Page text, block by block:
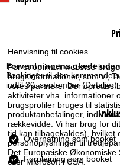
Henvisning til cookies
For et optimalt websted
brugsinformationer, som vi,
vores partnere. Der oprettes
aktiviteter vha. informationer
brugsprofiler bruges til
produktanbefalinger,
rækkevidde. Vi har brug for
tid kan tilbagekaldes),
personoplysninger til
Det Europæiske Økonomiske
eller Microsoft i USA.
s
i
d
e
Forventningens glæde
Bookinger til den kommende
indtil 30. september(Detaljer)
Overnatning som booket
Forplejning som booket